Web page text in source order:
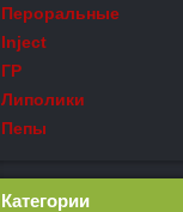
Пероральные
Inject
ГР
Липолики
Пепы
Категории